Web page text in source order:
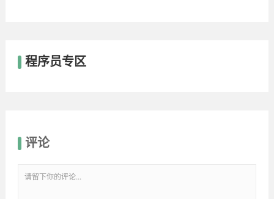
程序员专区
评论